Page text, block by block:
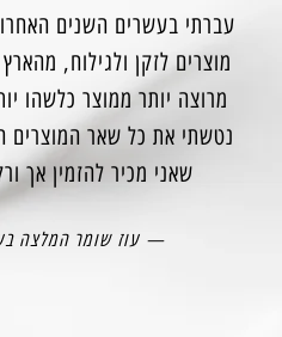
עברתי בעשרים השנים
מוצרים לזקן ולגילוח,
מרוצה יותר ממוצר כלשהו
נטשתי את כל שאר המוצרים
שאני מכיר להזמין אך
— עוז שומר המלצה